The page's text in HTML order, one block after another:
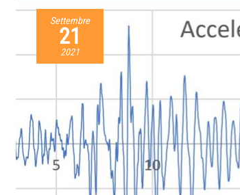
Settembre
21
2021